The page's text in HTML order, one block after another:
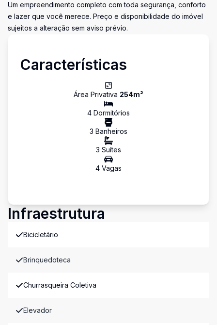
Um empreendimento completo com toda segurança, conforto
e lazer que você merece. Preço e disponibilidade do imóvel
sujeitos a alteração sem aviso prévio.
Características
Área Privativa 254m²
4 Dormitórios
3 Banheiros
3 Suítes
4 Vagas
Infraestrutura
Bicicletário
Brinquedoteca
Churrasqueira Coletiva
Elevador